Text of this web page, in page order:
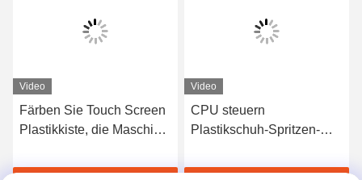
Video
Färben Sie Touch Screen
Plastikkiste, die Maschine
haltenem Druck herstellt
Video
CPU steuern
Plastikschuh-Spritzen-
Kamm, der Maschine